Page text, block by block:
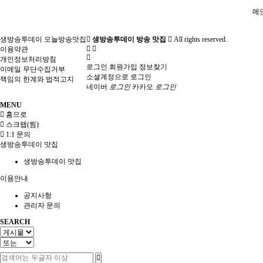
메
생방송투데이 오늘방송맛집
이용약관
개인정보처리방침
이메일 무단수집거부
책임의 한계와 법적고지
생방송투데이 방송 맛집 All rights reserved.
로그인 회원가입 정보찾기
소셜계정으로 로그인
네이버 로그인 카카오 로그인
MENU
홈으로
스크랩(찜)
1:1 문의
생방송투데이 맛집
생방송투데이 맛집
이용안내
공지사항
관리자 문의
SEARCH